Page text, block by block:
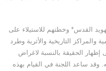
القدس* وخطتهم للاستيلاء على
التاريخية والأثرية وطرد
الحقيقة بالنسبة لاغراض
وقد ساعد اللجنة في القيام بهذه